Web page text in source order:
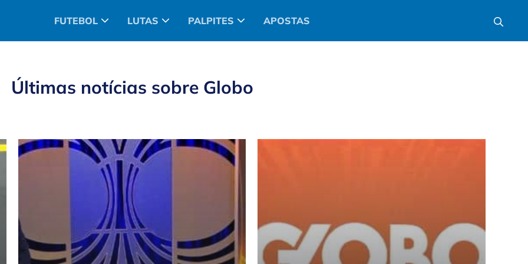
FUTEBOL LUTAS PALPITES APOSTAS
Últimas notícias sobre Globo